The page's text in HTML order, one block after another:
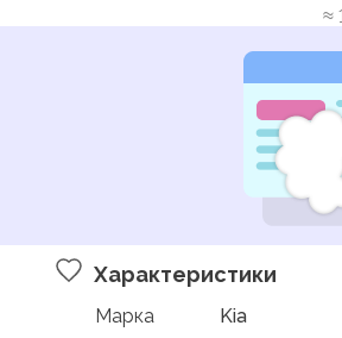
≈
Характеристики
Марка
Kia